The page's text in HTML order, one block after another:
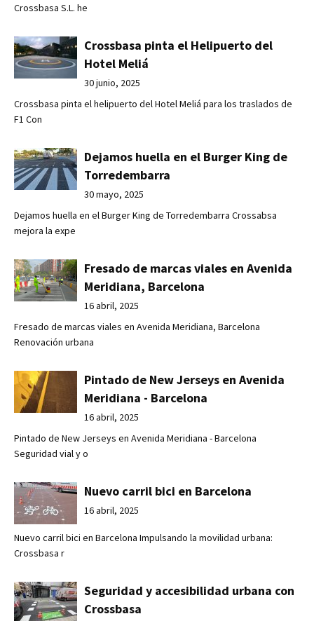
Crossbasa S.L. he
Crossbasa pinta el Helipuerto del
Hotel Meliá
30 junio, 2025
Crossbasa pinta el helipuerto del Hotel Meliá para los traslados de
F1 Con
Dejamos huella en el Burger King de
Torredembarra
30 mayo, 2025
Dejamos huella en el Burger King de Torredembarra Crossabsa
mejora la expe
Fresado de marcas viales en Avenida
Meridiana, Barcelona
16 abril, 2025
Fresado de marcas viales en Avenida Meridiana, Barcelona
Renovación urbana
Pintado de New Jerseys en Avenida
Meridiana - Barcelona
16 abril, 2025
Pintado de New Jerseys en Avenida Meridiana - Barcelona
Seguridad vial y o
Nuevo carril bici en Barcelona
16 abril, 2025
Nuevo carril bici en Barcelona Impulsando la movilidad urbana:
Crossbasa r
Seguridad y accesibilidad urbana con
Crossbasa